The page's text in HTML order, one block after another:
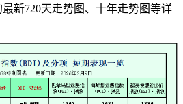
新720天走势图、十年走势图等详